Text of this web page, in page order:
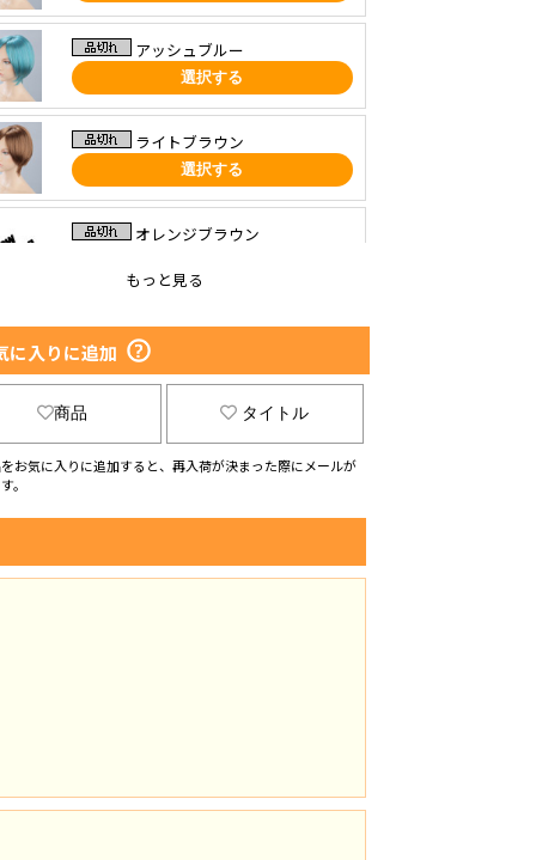
アッシュブルー
選択する
ライトブラウン
選択する
オレンジブラウン
ブロンド
シルバーホワイト
選択する
選択する
に入りに追加
商品 タイトル
お気に入りに追加すると、再入荷が決まった際にメールが
。